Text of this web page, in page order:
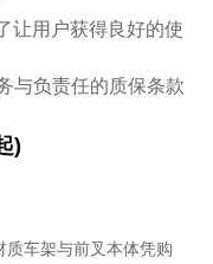
让用户获得良好的使
与负责任的质保条款
)
车架与前叉本体凭购